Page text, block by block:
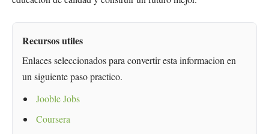
Recursos utiles
Enlaces seleccionados para convertir esta informacion en
un siguiente paso practico.
Jooble Jobs
Coursera